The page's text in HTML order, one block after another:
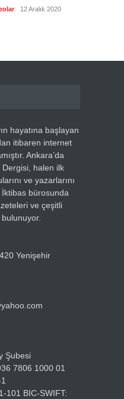
12 Aralık 2020
hayatına başlayan
itibaren internet
Ankara’da
halen ilk
ve yazarlarını
bürosunda
ve çeşitli
Yenişehir
Şubesi
7806 1000 01
101 BIC-SWIFT: